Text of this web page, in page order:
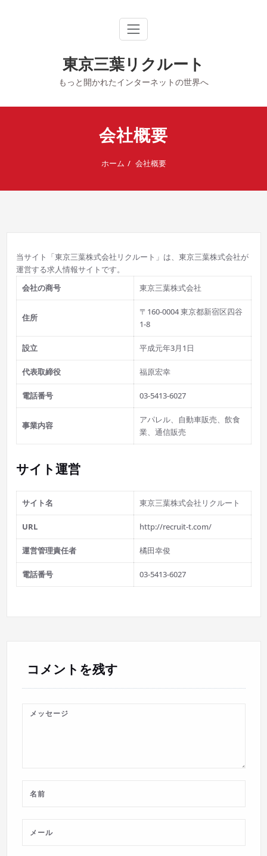
東京三葉リクルート
もっと開かれたインターネットの世界へ
会社概要
ホーム 会社概要
当サイト「東京三葉株式会社リクルート」は、東京三葉株式会社が
運営する求人情報サイトです。
会社の商号
東京三葉株式会社
住所
〒160-0004東京都新宿区四谷
1-8
設立 平成元年3月1日
代表取締役 福原宏幸
電話番号 03-5413-6027
事業内容
アパレル、自動車販売、飲食
業、通信販売
サイト運営
サイト名 東京三葉株式会社リクルート
URL http://recruit-t.com/
運営管理責任者 橘田幸俊
電話番号 03-5413-6027
コメントを残す